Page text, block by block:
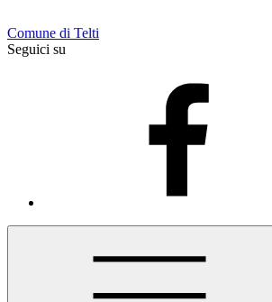
Comune di Telti
Seguici su